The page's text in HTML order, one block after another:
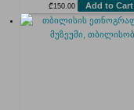
₾150.00 Add to Cart